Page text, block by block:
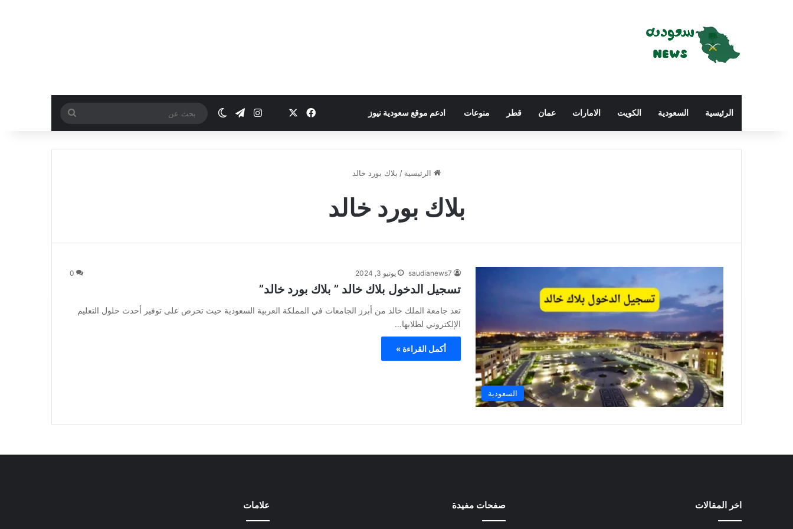
الرئيسية السعودية الكويت الامارات عمان قطر منوعات ادعم موقع سعودية نيوز فيسبوك بينتيريستانستقرام
تيلقرام الوضع المظلم
عن
الرئيسية / بلاك بورد خالد
بلاك بورد خالد
السعودية
saudianews7 يونيو 3, 2024 0
تسجيل الدخول بلاك خالد ” بلاك بورد خالد”
تعد جامعة الملك خالد من أبرز الجامعات في المملكة العربية السعودية حيث تحرص على توفير أحدث حلول التعليم
الإلكتروني لطلابها…
أكمل القراءة »
اخر المقالات صفحات مفيدة علامات